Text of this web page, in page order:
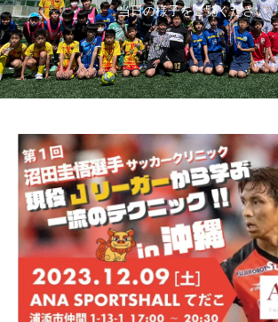
【ボウリング】プロテ
率や年齢制限などをご
紹介！
HIT
2023.10.13
けルール
でもすぐ
説！
TAG LIST オススメタグ一覧
Jリーグ SUP お尻 お
当日の様子をご覧ください